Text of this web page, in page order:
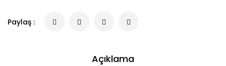
Paylaş :
Açıklama